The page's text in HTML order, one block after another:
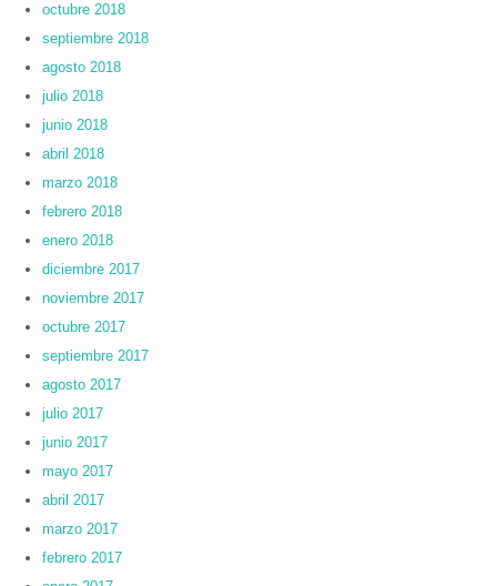
octubre 2018
septiembre 2018
agosto 2018
julio 2018
junio 2018
abril 2018
marzo 2018
febrero 2018
enero 2018
diciembre 2017
noviembre 2017
octubre 2017
septiembre 2017
agosto 2017
julio 2017
junio 2017
mayo 2017
abril 2017
marzo 2017
febrero 2017